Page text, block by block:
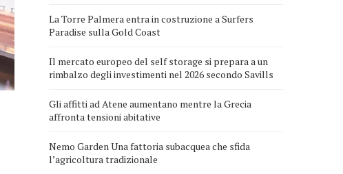
La Torre Palmera entra in costruzione a Surfers
Paradise sulla Gold Coast
Il mercato europeo del self storage si prepara a un
rimbalzo degli investimenti nel 2026 secondo Savills
Gli affitti ad Atene aumentano mentre la Grecia
affronta tensioni abitative
Nemo Garden Una fattoria subacquea che sfida
l’agricoltura tradizionale